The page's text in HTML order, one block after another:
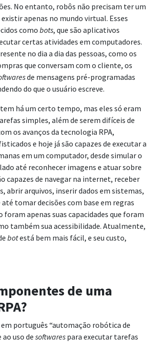
No entanto, robôs não precisam ter um
apenas no mundo virtual. Esses
como bots, que são aplicativos
certas atividades em computadores.
no dia a dia das pessoas, como os
que conversam com o cliente, os
de mensagens pré-programadas
do que o usuário escreve.
há um certo tempo, mas eles só eram
simples, além de serem difíceis de
os avanços da tecnologia RPA,
e hoje já são capazes de executar a
em um computador, desde simular o
até reconhecer imagens e atuar sobre
capazes de navegar na internet, receber
abrir arquivos, inserir dados em sistemas,
tomar decisões com base em regras
foram apenas suas capacidades que foram
também sua acessibilidade. Atualmente,
botestá bem mais fácil, e seu custo,
de uma
português “automação robótica de
ao uso de softwares para executar tarefas